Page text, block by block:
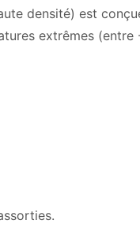
densité) est
extrêmes (entre